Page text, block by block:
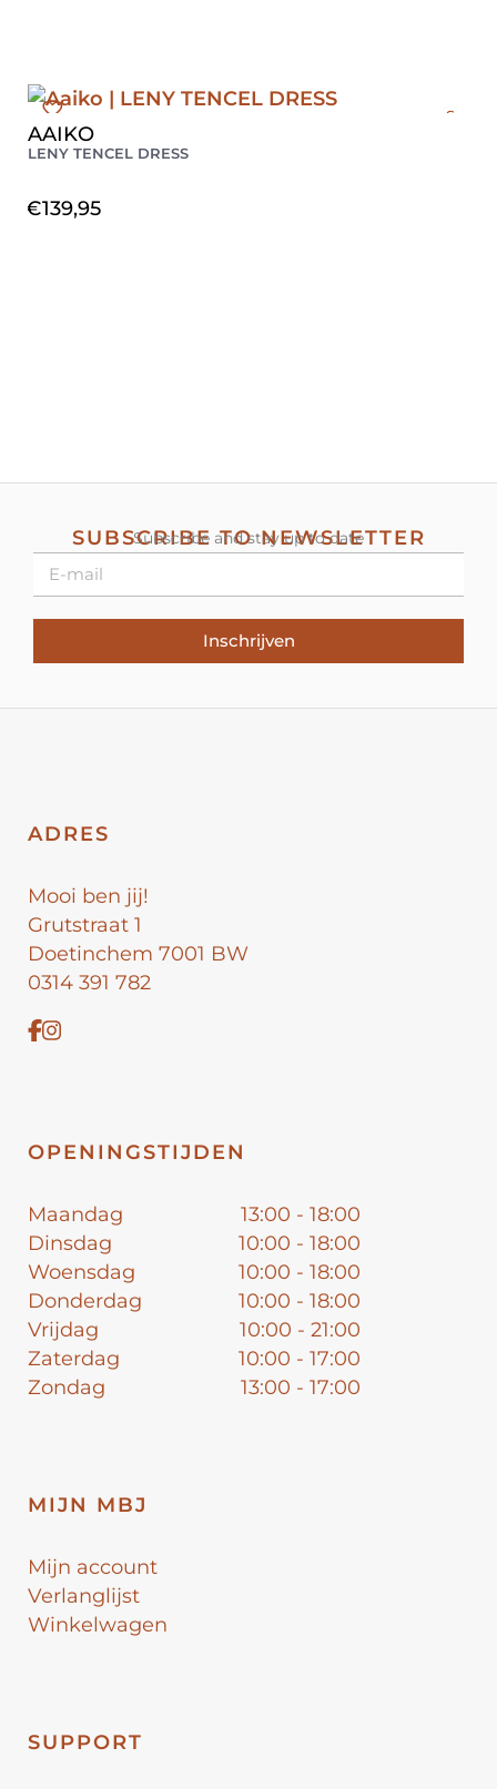
AAIKO
LENY TENCEL DRESS
€139,95
S
SUBSCRIBE TO NEWSLETTER
Subscribe and stay up to date
Inschrijven
ADRES
Mooi ben jij!
Grutstraat 1
Doetinchem 7001 BW
0314 391 782
OPENINGSTIJDEN
Maandag
13:00 - 18:00
Dinsdag
10:00 - 18:00
Woensdag
10:00 - 18:00
Donderdag
10:00 - 18:00
Vrijdag
10:00 - 21:00
Zaterdag
10:00 - 17:00
Zondag
13:00 - 17:00
MIJN MBJ
Mijn account
Verlanglijst
Winkelwagen
SUPPORT